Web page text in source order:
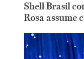
Shell Brasil
Rosa assume